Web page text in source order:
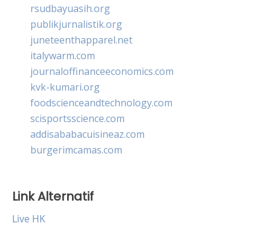
rsudbayuasih.org
publikjurnalistik.org
juneteenthapparel.net
italywarm.com
journaloffinanceeconomics.com
kvk-kumari.org
foodscienceandtechnology.com
scisportsscience.com
addisababacuisineaz.com
burgerimcamas.com
Link Alternatif
Live HK